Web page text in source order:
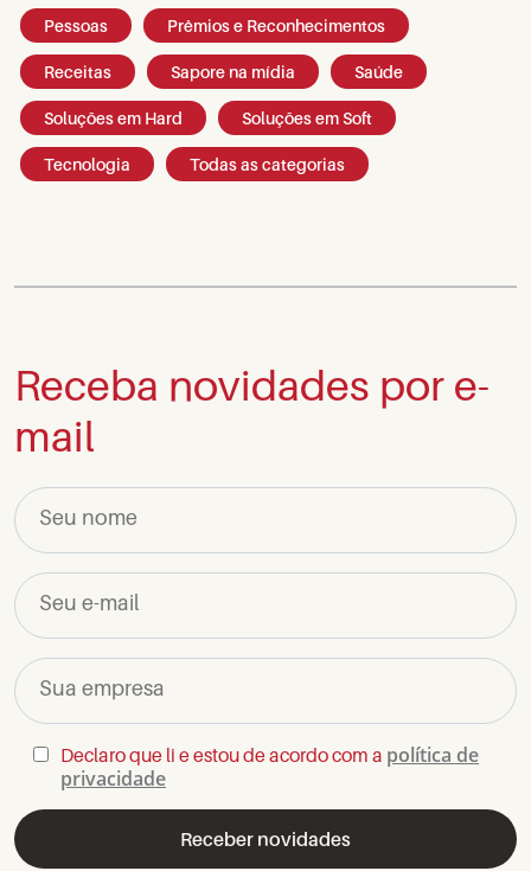
Pessoas Prêmios e Reconhecimentos
Receitas Sapore na mídia Saúde
Soluções em Hard Soluções em Soft
Tecnologia Todas as categorias
Receba novidades por e-
mail
Seu nome
Seu e-mail
Sua empresa
Declaro que li e estou de acordo com a política de
privacidade